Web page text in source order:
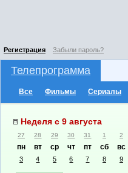
Регистрация Забыли пароль?
Телепрограмма
Все Фильмы Сериалы
Неделя с 9 августа
27 28 29 30 31 1 2
пн вт ср чт пт сб вс
3 4 5 6 7 8 9